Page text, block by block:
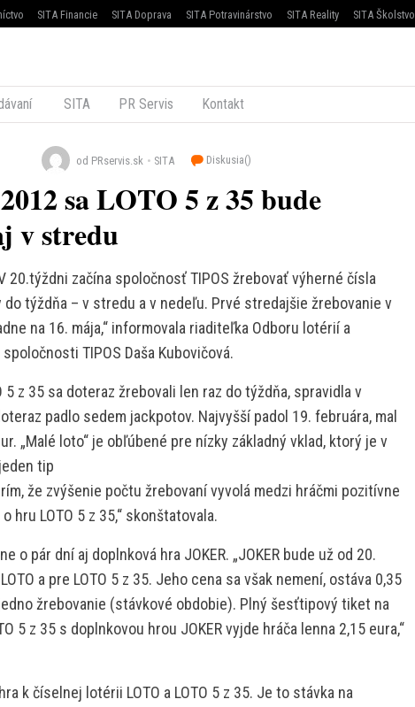
SITA Financie SITA Doprava SITA Potravinárstvo SITA Reality SITA Školstvo
SITA PR Servis Kontakt
od PRservis.sk SITA Diskusia()
sa LOTO 5 z 35 bude
v stredu
20.týždni začína spoločnosť TIPOS žrebovať výherné čísla
do týždňa – v stredu a v nedeľu. Prvé stredajšie žrebovanie v
na 16. mája,“ informovala riaditeľka Odboru lotérií a
TIPOS Daša Kubovičová.
5 z 35 sa doteraz žrebovali len raz do týždňa, spravidla v
padlo sedem jackpotov. Najvyšší padol 19. februára, mal
„Malé loto“ je obľúbené pre nízky základný vklad, ktorý je v
tip
že zvýšenie počtu žrebovaní vyvolá medzi hráčmi pozitívne
hru LOTO 5 z 35,“ skonštatovala.
o pár dní aj doplnková hra JOKER. „JOKER bude už od 20.
a pre LOTO 5 z 35. Jeho cena sa však nemení, ostáva 0,35
žrebovanie (stávkové obdobie). Plný šesťtipový tiket na
5 z 35 s doplnkovou hrou JOKER vyjde hráča lenna 2,15 eura,“
k číselnej lotérii LOTO a LOTO 5 z 35. Je to stávka na